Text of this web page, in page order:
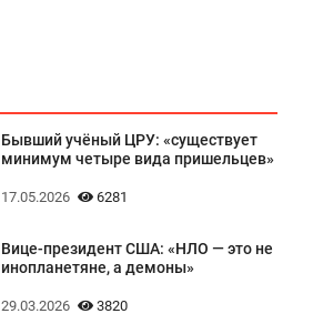
Бывший учёный ЦРУ: «существует
минимум четыре вида пришельцев»
17.05.2026 6281
Вице-президент США: «НЛО — это не
инопланетяне, а демоны»
29.03.2026 3820